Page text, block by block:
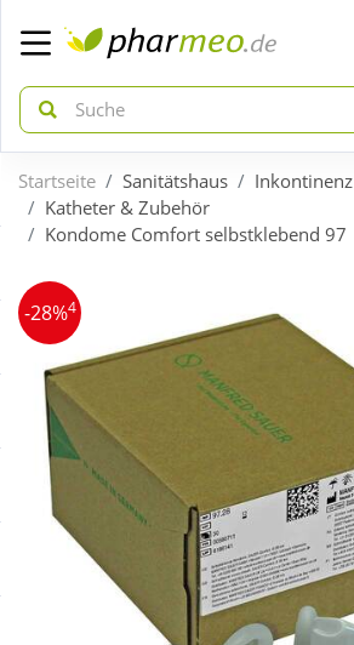
zurück
Aktuelle Coupons
Gratis dazu
Neuheiten
zurück
Arzneimittel
Bio & Genuss
Diabetes
Körperpflege & Kosmetik
Startseite Sanitätshaus
Inkontinenz
Katheter & Zubehör
Kondome Comfort selbstklebend 97
-28%4